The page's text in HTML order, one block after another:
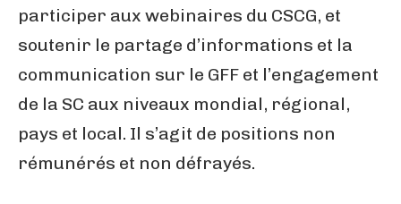
participer aux webinaires du CSCG, et
soutenir le partage d’informations et la
communication sur le GFF et l’engagement
de la SC aux niveaux mondial, régional,
pays et local. Il s’agit de positions non
rémunérés et non défrayés.